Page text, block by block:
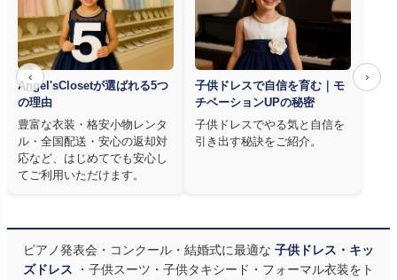
‹ ›
Angel'sClosetが選ばれる5つ
の理由
豊富な衣装・格安小物レンタ
ル・全国配送・安心の返却対
応など、はじめてでも安心し
てご利用いただけます。
子供ドレスで自信を育む｜モ
チベーションUPの秘密
子供ドレスでやる気と自信を
引き出す秘訣をご紹介。
ピアノ発表会・コンクール・結婚式に最適な 子供ドレス・キッ
ズドレス
・子供スーツ・子供タキシード・フォーマル衣装をト